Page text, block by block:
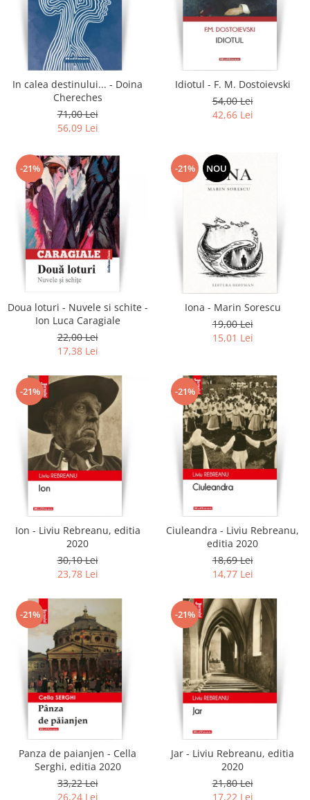
In calea destinului... - Doina
Chereches
71,00 Lei
56,09 Lei
Idiotul - F. M. Dostoievski
54,00 Lei
42,66 Lei
-21%
Doua loturi - Nuvele si schite -
Ion Luca Caragiale
22,00 Lei
17,38 Lei
-21% NOU
Iona - Marin Sorescu
19,00 Lei
15,01 Lei
-21%
Ion - Liviu Rebreanu, editia
2020
30,10 Lei
23,78 Lei
-21%
Ciuleandra - Liviu Rebreanu,
editia 2020
18,69 Lei
14,77 Lei
-21%
Panza de paianjen - Cella
Serghi, editia 2020
33,22 Lei
26,24 Lei
-21%
Jar - Liviu Rebreanu, editia
2020
21,80 Lei
17,22 Lei